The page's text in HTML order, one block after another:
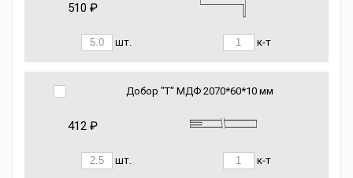
510 ₽
шт. к-т
Добор "Т" МДФ 2070*60*10 мм
412 ₽
шт. к-т